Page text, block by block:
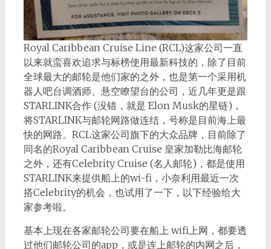
Royal Caribbean Cruise Line (RCL)这家公司一直
以来就蛮喜欢追求与标榜使用最新科技的，除了目前
全球最大的邮轮是他们家的之外，也是第一个采用机
器人吧台调酒师、悬空瞭望台的公司，近几年更是跟
STARLINK合作 (没错，就是 Elon Musk的星链)，
将STARLINK与邮轮网路做连结，号称是目前海上最
快的网路。RCL这家公司旗下的大众品牌，目前除了
同名的Royal Caribbean Cruise 皇家加勒比海邮轮
之外，还有Celebrity Cruise (名人邮轮)，都是使用
STARLINK来提供船上的wi-fi，小奈利用最近一次
搭Celebrity的机会，也试用了一下，以下经验给大
家参考啦。
基本上现在各家邮轮公司要在船上 wifi上网，都要透
过他们邮轮公司的app，或是连上邮轮的内网之后，